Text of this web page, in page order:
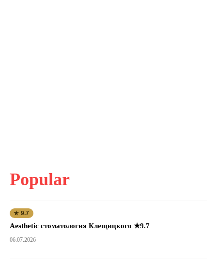
Popular
★ 9.7
Aesthetic стоматология Клещицкого ★9.7
06.07.2026